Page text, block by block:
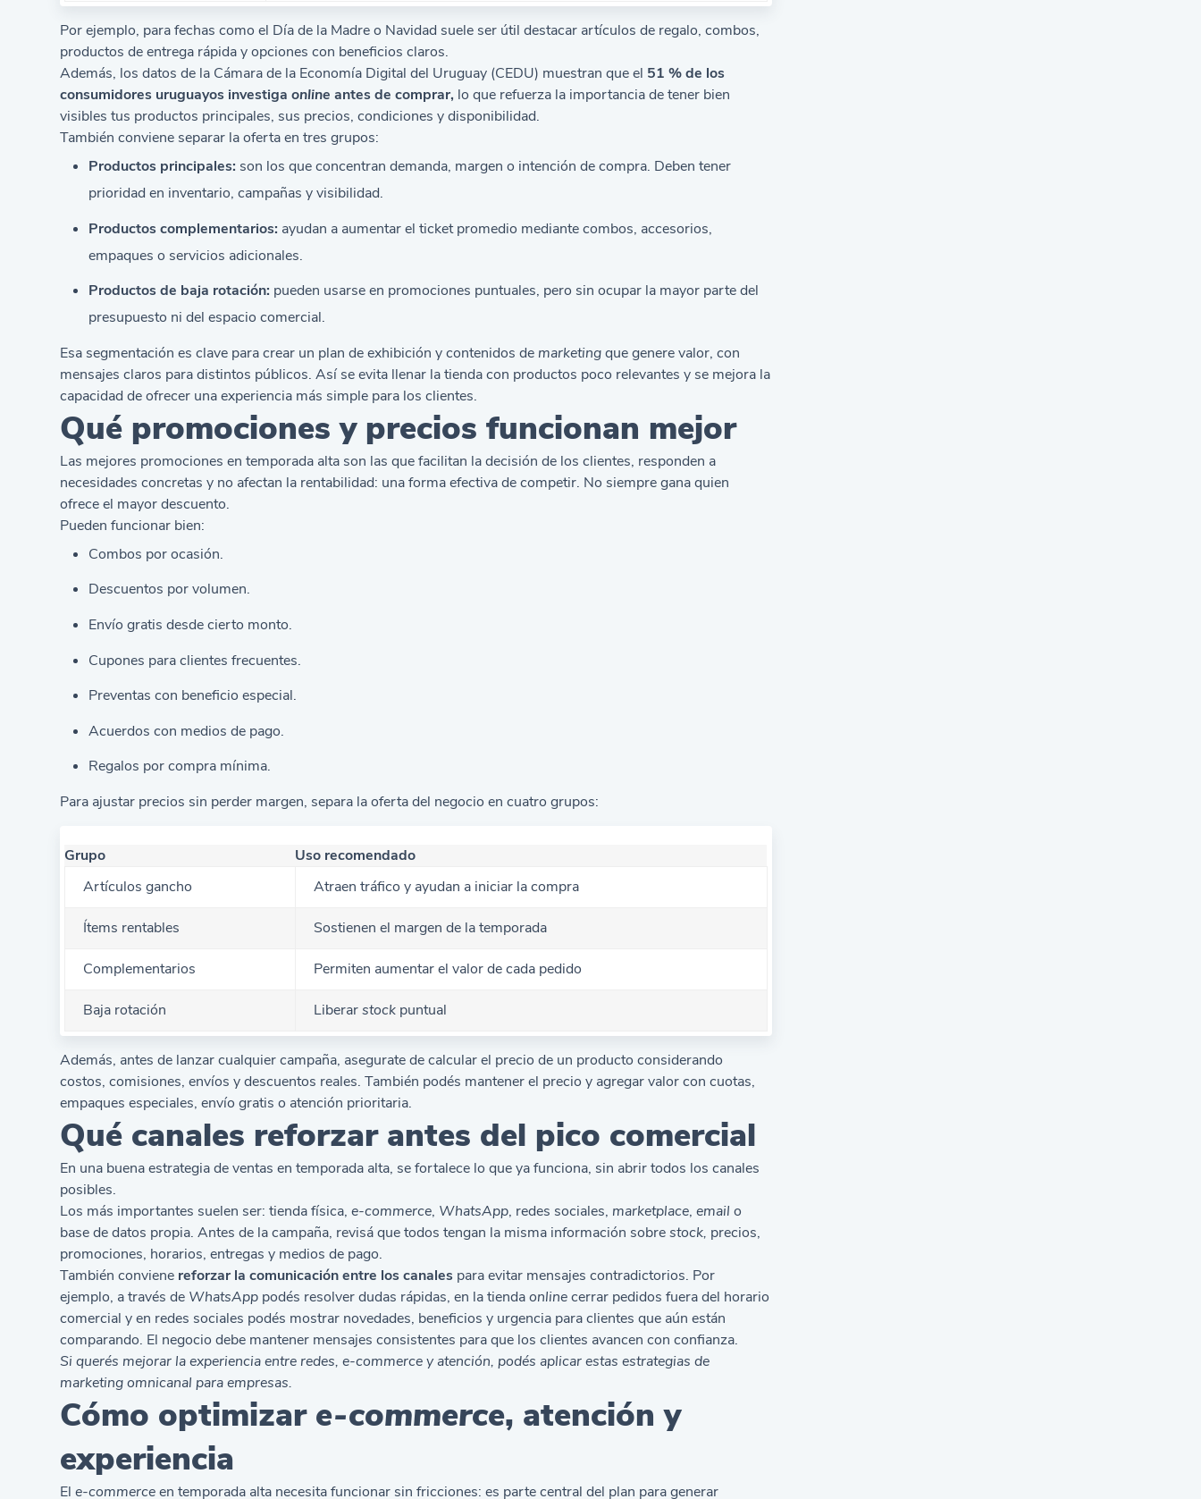
Por ejemplo, para fechas como el Día de la Madre o Navidad suele ser útil destacar artículos de regalo, combos,
productos de entrega rápida y opciones con beneficios claros.
Además, los datos de la Cámara de la Economía Digital del Uruguay (CEDU) muestran que el 51 % de los
consumidores uruguayos investigaonline antes de comprar, lo que refuerza la importancia de tener bien
visibles tus productos principales, sus precios, condiciones y disponibilidad.
También conviene separar la oferta en tres grupos:
Productos principales: son los que concentran demanda, margen o intención de compra. Deben tener
prioridad en inventario, campañas y visibilidad.
Productos complementarios: ayudan a aumentar el ticket promedio mediante combos, accesorios,
empaques o servicios adicionales.
Productos de baja rotación: pueden usarse en promociones puntuales, pero sin ocupar la mayor parte del
presupuesto ni del espacio comercial.
Esa segmentación es clave para crear un plan de exhibición y contenidos de marketingque genere valor, con
mensajes claros para distintos públicos. Así se evita llenar la tienda con productos poco relevantes y se mejora la
capacidad de ofrecer una experiencia más simple para los clientes.
Qué promociones y precios funcionan mejor
Las mejores promociones en temporada alta son las que facilitan la decisión de los clientes, responden a
necesidades concretas y no afectan la rentabilidad: una forma efectiva de competir. No siempre gana quien
ofrece el mayor descuento.
Pueden funcionar bien:
Combos por ocasión.
Descuentos por volumen.
Envío gratis desde cierto monto.
Cupones para clientes frecuentes.
Preventas con beneficio especial.
Acuerdos con medios de pago.
Regalos por compra mínima.
Para ajustar precios sin perder margen, separa la oferta del negocio en cuatro grupos:
Grupo
Uso recomendado
Artículos gancho
Atraen tráfico y ayudan a iniciar la compra
Ítems rentables Sostienen el margen de la temporada
Complementarios Permiten aumentar el valor de cada pedido
Baja rotación Liberarstock puntual
Además, antes de lanzar cualquier campaña, asegurate decalcular el precio de un producto considerando
costos, comisiones, envíos y descuentos reales. También podés mantener el precio y agregar valor con cuotas,
empaques especiales, envío gratis o atención prioritaria.
Qué canales reforzar antes del pico comercial
En una buena estrategia de ventas en temporada alta, se fortalece lo que ya funciona, sin abrir todos los canales
posibles.
Los más importantes suelen ser: tienda física, e-commerce, WhatsApp, redes sociales, marketplace, email o
base de datos propia. Antes de la campaña, revisá que todos tengan la misma información sobrestock, precios,
promociones, horarios, entregas y medios de pago.
También conviene reforzar la comunicación entre los canales para evitar mensajes contradictorios. Por
ejemplo, a través de WhatsApp podés resolver dudas rápidas, en la tiendaonlinecerrar pedidos fuera del horario
comercial y en redes sociales podés mostrar novedades, beneficios y urgencia para clientes que aún están
comparando. El negocio debe mantener mensajes consistentes para que los clientes avancen con confianza.
Si querés mejorar la experiencia entre redes, e-commerce y atención, podés aplicar estasestrategias de
marketing omnicanal para empresas.
Cómo optimizar e-commerce, atención y
experiencia
Ele-commerceen temporada alta necesita funcionar sin fricciones: es parte central del plan para generar